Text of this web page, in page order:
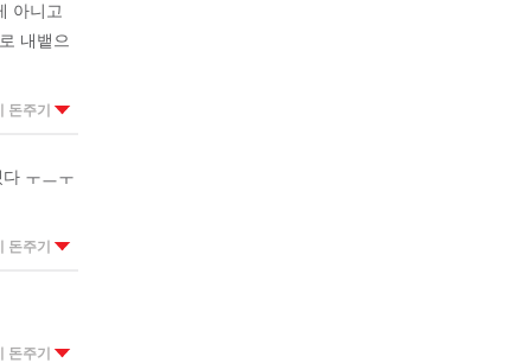
아니고
내뱉으
돈주기
ㅜㅡㅜ
돈주기
돈주기